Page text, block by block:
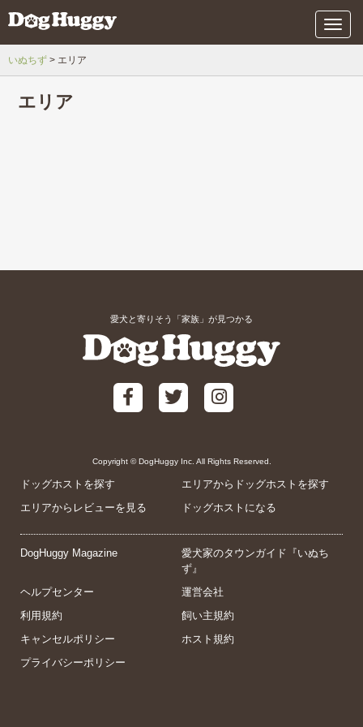
メ
ニ
いぬちず エリア
エリア
愛犬と寄りそう「家族」が見つかる
Copyright © DogHuggy Inc. All Rights Reserved.
ドッグホストを探す
エリアからドッグホストを探す
エリアからレビューを見る
ドッグホストになる
DogHuggy Magazine
愛犬家のタウンガイド『いぬち
ず』
ヘルプセンター
運営会社
利用規約
飼い主規約
キャンセルポリシー
ホスト規約
プライバシーポリシー